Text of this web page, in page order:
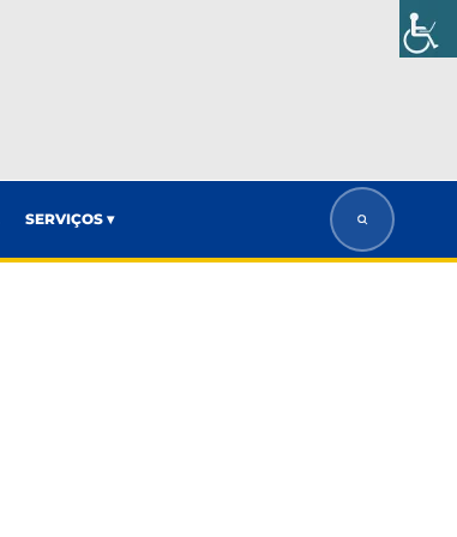
SERVIÇOS ▾